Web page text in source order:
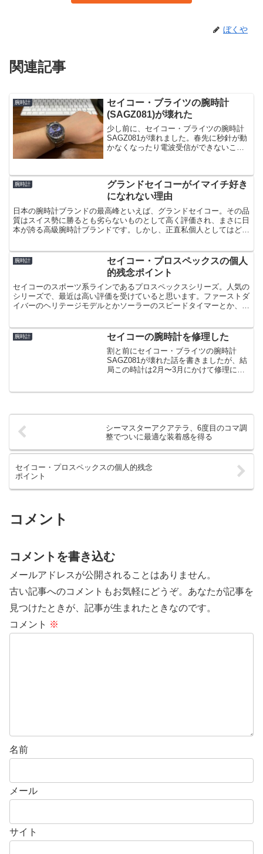
ぼくや
関連記事
腕時計
セイコー・ブライツの腕時計
(SAGZ081)が壊れた
少し前に、セイコー・ブライツの腕時計
SAGZ081が壊れました。春先に秒針が動
かなくなったり電波受信ができないこと
く動かなくなりました。太陽光を数時間
当てておくと復活す...
腕時計
グランドセイコーがイマイチ好き
になれない理由
日本の腕時計ブランドの最高峰といえば、グランドセイコー。その品
質はスイス勢に勝るとも劣らないものとして高く評価され、まさに日
本が誇る高級腕時計ブランドです。しかし、正直私個人としてはどこ
腕時計
セイコー・プロスペックスの個人
的残念ポイント
セイコーのスポーツ系ラインであるプロスペックスシリーズ。人気の
シリーズで、最近は高い評価を受けていると思います。ファーストダ
イバーのヘリテージモデルとかソーラーのスピードタイマーとか、私
腕時計 セイコーの腕時計を修理した
割と前にセイコー・ブライツの腕時計
SAGZ081が壊れた話を書きましたが、結
局この時計は2月〜3月にかけて修理に出
シーマスターアクアテラ、6度目のコマ調
整でついに最適な装着感を得る
セイコー・プロスペックスの個人的残念
ポイント
コメント
コメントを書き込む
メールアドレスが公開されることはありません。
古い記事へのコメントもお気軽にどうぞ。あなたが記事を
見つけたときが、記事が生まれたときなのです。
コメント ※
名前
メール
サイト